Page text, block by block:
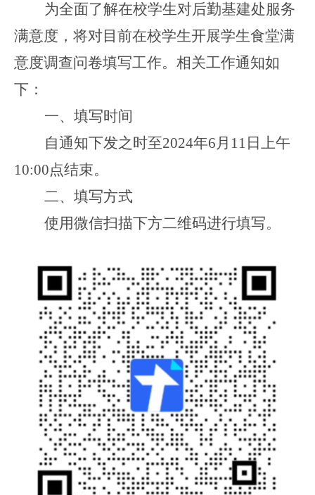
为全面了解在校学生对后勤基建处服务
满意度，将对目前在校学生开展学生食堂满
意度调查问卷填写工作。相关工作通知如
下：
一、填写时间
自通知下发之时至2024年6月11日上午
10:00点结束。
二、填写方式
使用微信扫描下方二维码进行填写。